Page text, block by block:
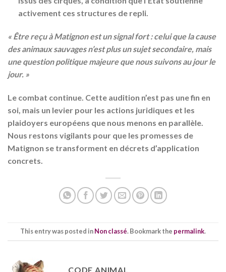
activement ces structures de repli.
« Être reçu à Matignon est un signal fort : celui que la cause
des animaux sauvages n’est plus un sujet secondaire, mais
une question politique majeure que nous suivons au jour le
jour. »
Le combat continue. Cette audition n’est pas une fin en
soi, mais un levier pour les actions juridiques et les
plaidoyers européens que nous menons en parallèle.
Nous restons vigilants pour que les promesses de
Matignon se transforment en décrets d’application
concrets.
This entry was posted inNon classé. Bookmark the permalink.
CODE ANIMAL